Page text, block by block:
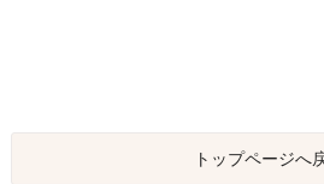
トップページへ